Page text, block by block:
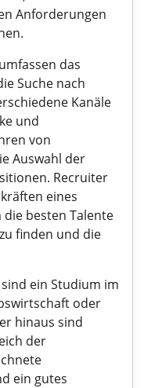
Anforderungen
das
Suche nach
Kanäle
und
von
Auswahl der
Recruiter
eines
besten Talente
finden und die
ein Studium im
oder
hinaus sind
der
ein gutes